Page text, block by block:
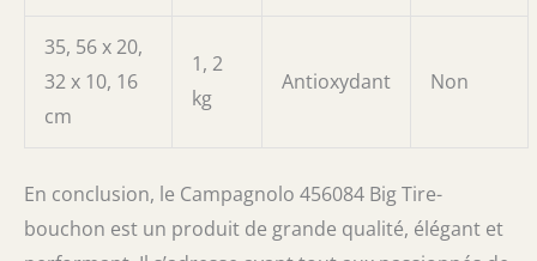
35, 56 x 20,
32 x 10, 16
cm
1, 2
kg
Antioxydant Non
En conclusion, le Campagnolo 456084 Big Tire-
bouchon est un produit de grande qualité, élégant et